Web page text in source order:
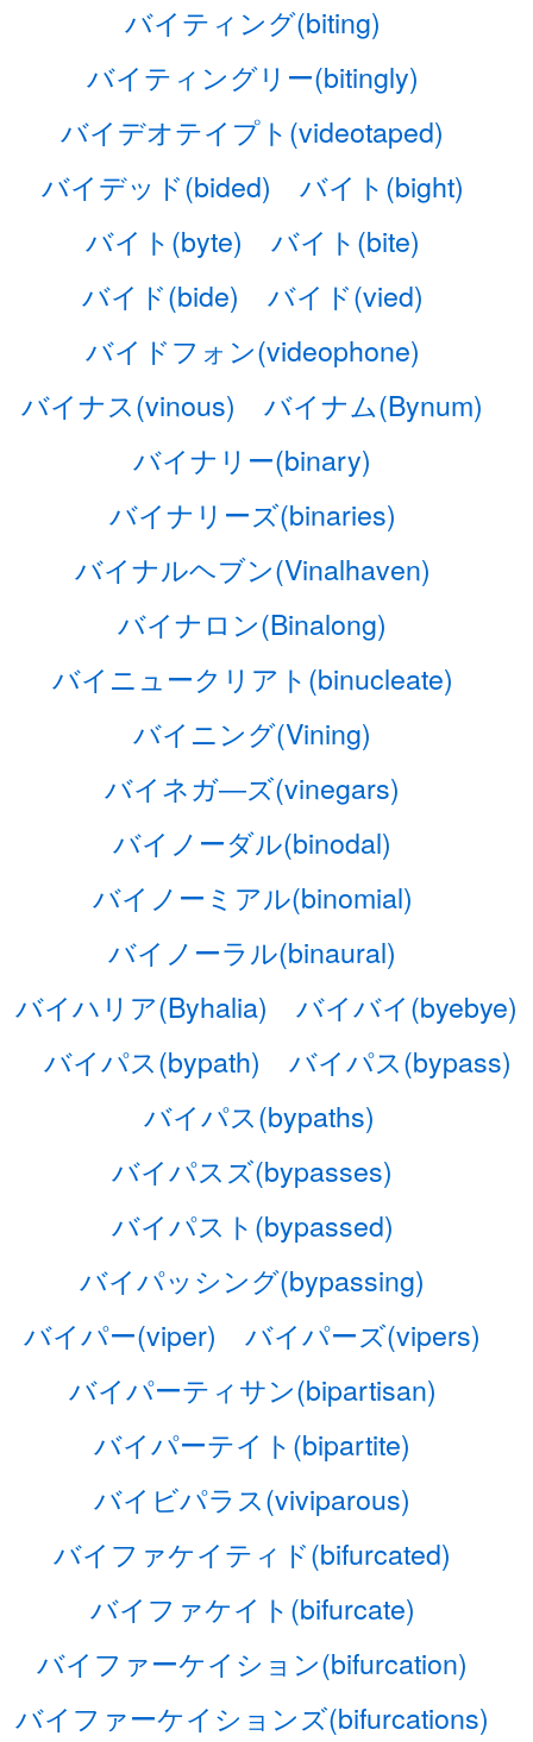
バイティング(biting)
バイティングリー(bitingly)
バイデオテイプト(videotaped)
バイデッド(bided)
バイト(bight)
バイト(byte)
バイト(bite)
バイド(bide)
バイド(vied)
バイドフォン(videophone)
バイナス(vinous)
バイナム(Bynum)
バイナリー(binary)
バイナリーズ(binaries)
バイナルヘブン(Vinalhaven)
バイナロン(Binalong)
バイニュークリアト(binucleate)
バイニング(Vining)
バイネガ―ズ(vinegars)
バイノーダル(binodal)
バイノーミアル(binomial)
バイノーラル(binaural)
バイハリア(Byhalia)
バイバイ(byebye)
バイパス(bypath)
バイパス(bypass)
バイパス(bypaths)
バイパスズ(bypasses)
バイパスト(bypassed)
バイパッシング(bypassing)
バイパー(viper)
バイパーズ(vipers)
バイパーティサン(bipartisan)
バイパーテイト(bipartite)
バイビパラス(viviparous)
バイファケイティド(bifurcated)
バイファケイト(bifurcate)
バイファーケイション(bifurcation)
バイファーケイションズ(bifurcations)